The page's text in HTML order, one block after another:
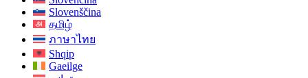
Slovenščina
தமிழ்
ภาษาไทย
Shqip
Gaeilge